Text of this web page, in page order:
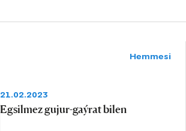
Hemmesi
21.02.2023
Egsilmez gujur-gaýrat bilen